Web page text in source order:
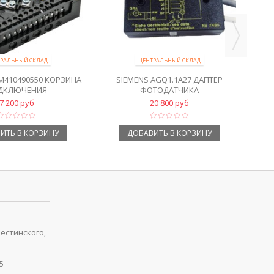
СКЛАД
КОРЗИНА
7 200 руб
В КОРЗИНУ
ЦЕНТРАЛЬНЫЙ СКЛАД
SIEMENS AGQ1.1A27 ДАПТЕР
ФОТОДАТЧИКА
20 800 руб
ДОБАВИТЬ В КОРЗИНУ